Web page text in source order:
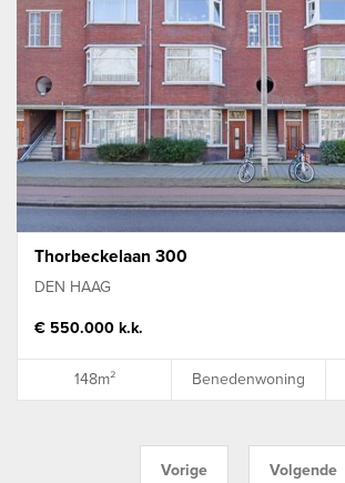
Thorbeckelaan 300
DEN HAAG
€ 550.000 k.k.
148m² Benedenwoning
Vorige Volgende